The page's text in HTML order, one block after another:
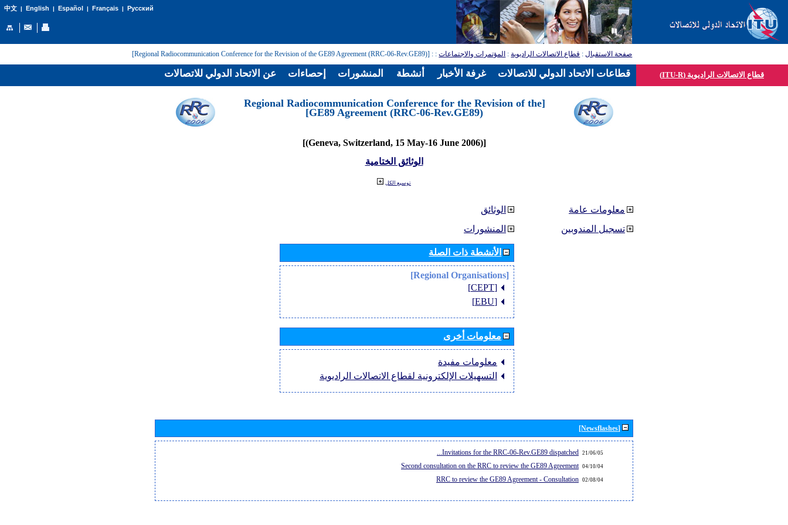
中文| English | Español | Français| Русский
صفحة الاستقبال: قطاع الاتصالات الراديوية: المؤتمرات والاجتماعات:
: [Regional Radiocommunication Conference for the Revision of the GE89 Agreement (RRC-06-Rev.GE89)]
قطاع الاتصالات الراديوية (ITU-R)
[Regional Radiocommunication Conference for the Revision of the
GE89 Agreement (RRC-06-Rev.GE89)]
[(Geneva, Switzerland, 15 May-16 June 2006)]
الوثائق الختامية
توسيع الكل
الوثائق
المنشورات
الأنشطة ذات الصلة
[Regional Organisations]
[CEPT]
[EBU]
معلومات أخرى
معلومات مفيدة
التسهيلات الإلكترونية لقطاع الاتصالات الراديوية
معلومات عامة
تسجيل المندوبين
[Newsflashes]
21/06/05
Invitations for the RRC-06-Rev.GE89 dispatched...
04/10/04
Second consultation on the RRC to review the GE89 Agreement
02/08/04
RRC to review the GE89 Agreement - Consultation
عن الاتحاد الدولي للاتصالات إحصاءات المنشورات أنشطة غرفة الأخبار قطاعات الاتحاد الدولي للاتصالات